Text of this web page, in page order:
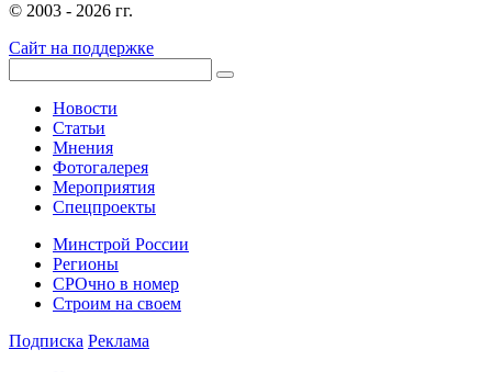
© 2003 - 2026 гг.
Сайт на поддержке
Новости
Статьи
Мнения
Фотогалерея
Мероприятия
Спецпроекты
Минстрой России
Регионы
СРОчно в номер
Строим на своем
Подписка Реклама